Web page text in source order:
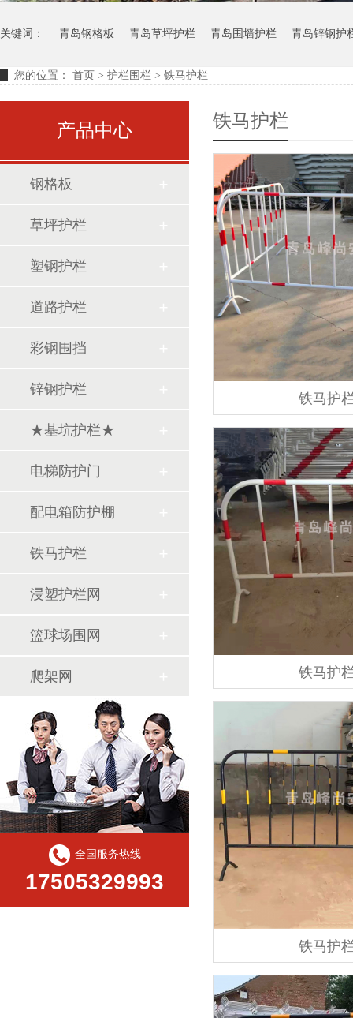
关键词： 青岛钢格板 青岛草坪护栏 青岛围墙护栏 青岛锌钢护
您的位置： 首页 > 护栏围栏 > 铁马护栏
产品中心
钢格板
草坪护栏
塑钢护栏
道路护栏
彩钢围挡
锌钢护栏
★基坑护栏★
电梯防护门
配电箱防护棚
铁马护栏
浸塑护栏网
篮球场围网
爬架网
全国服务热线
17505329993
铁马护栏
铁马护
铁马护
铁马护